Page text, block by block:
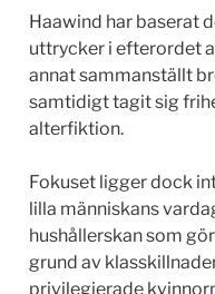
Haawind har baserat
uttrycker i efterordet
annat sammanställt
samtidigt tagit sig
alterfiktion.
Fokuset ligger dock
lilla människans
hushållerskan som
grund av
privilegierade